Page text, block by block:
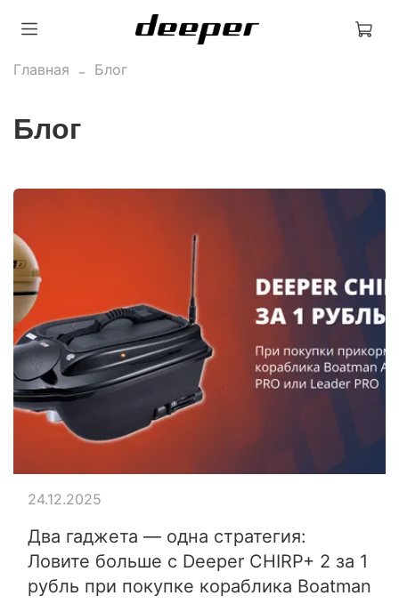
Главная Блог
Блог
Два гаджета — одна стратегия:
Ловите больше с Deeper CHIRP+ 2 за 1
рубль при покупке кораблика Boatman
24.12.2025